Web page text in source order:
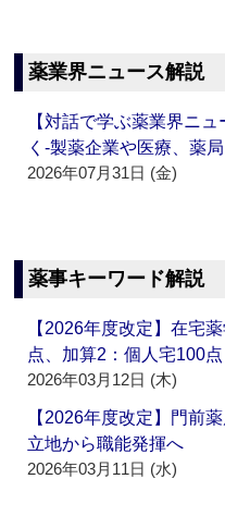
薬業界ニュース解説
【対話で学ぶ薬業界ニ
く‐製薬企業や医療、薬
2026年07月31日 (金)
薬事キーワード解説
【2026年度改定】在宅
点、加算2：個人宅100
2026年03月12日 (木)
【2026年度改定】門前
立地から職能発揮へ
2026年03月11日 (水)